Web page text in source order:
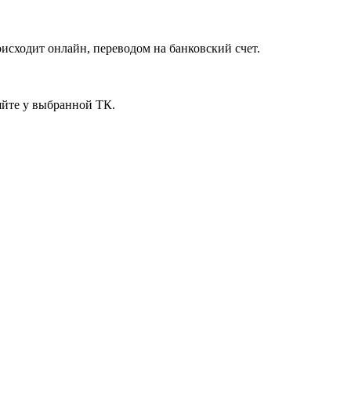
онлайн, переводом на банковский счет.
у выбранной ТК.